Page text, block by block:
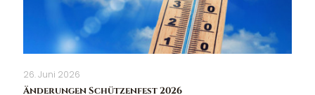
26. Juni 2026
Änderungen Schützenfest 2026